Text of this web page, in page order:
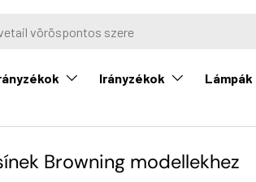
Irányzékok Lámpák
Browning modellekhez